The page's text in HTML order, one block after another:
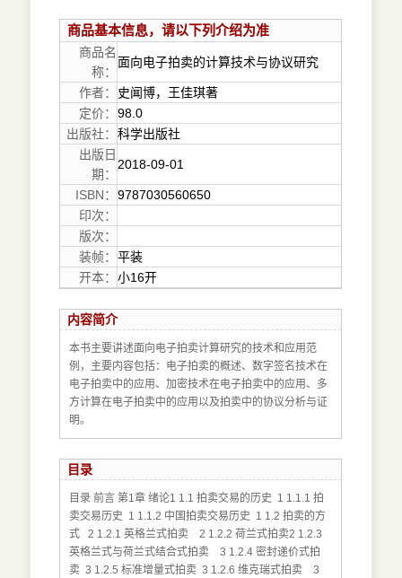
商品基本信息，请以下列介绍为准
商品名
称：
面向电子拍卖的计算技术与协议研究
作者： 史闻博，王佳琪著
定价： 98.0
出版社： 科学出版社
出版日
期：
2018-09-01
ISBN： 9787030560650
印次：
版次：
装帧： 平装
开本： 小16开
内容简介
本书主要讲述面向电子拍卖计算研究的技术和应用范
例，主要内容包括：电子拍卖的概述、数字签名技术在
电子拍卖中的应用、加密技术在电子拍卖中的应用、多
方计算在电子拍卖中的应用以及拍卖中的协议分析与证
明。
目录
目录 前言 第1章 绪论1 1.1 拍卖交易的历史 1 1.1.1 拍
卖交易历史 1 1.1.2 中国拍卖交易历史 1 1.2 拍卖的方
式 2 1.2.1 英格兰式拍卖 2 1.2.2 荷兰式拍卖2 1.2.3
英格兰式与荷兰式结合式拍卖 3 1.2.4 密封递价式拍
卖 3 1.2.5 标准增量式拍卖 3 1.2.6 维克瑞式拍卖 3